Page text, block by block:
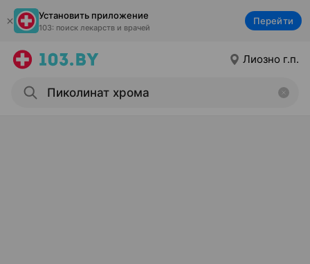
Установить приложение
103: поиск лекарств и врачей
Перейти
Лиозно г.п.